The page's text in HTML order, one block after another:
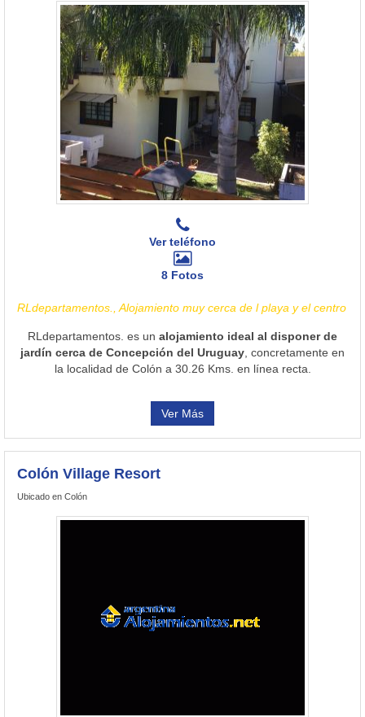
Ver teléfono
8 Fotos
RLdepartamentos., Alojamiento muy cerca de l playa y el centro
RLdepartamentos. es un alojamiento ideal al disponer de
jardín cerca de Concepción del Uruguay , concretamente en
la localidad de Colón a 30.26 Kms. en línea recta.
Ver Más
Colón Village Resort
Ubicado en Colón